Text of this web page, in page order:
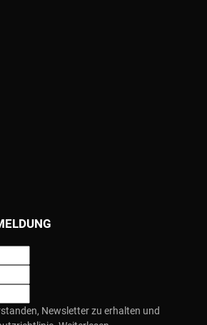
Newsletter zu erhalten und